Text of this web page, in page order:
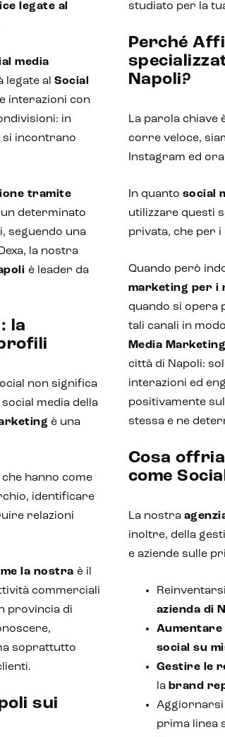
legate al
media
al Social
interazioni con
in
si incontrano
tramite
determinato
seguendo una
la nostra
è leader da
la
non significa
media della
è una
hanno come
identificare
relazioni
la nostra è il
commerciali
provincia di
soprattutto
sui
studiato per la
Perché
Napoli?
La parola chiave
corre veloce,
Instagram ed
In quanto social
utilizzare questi
privata, che per
Quando però
marketing per i
quando si opera
tali canali in
Media Marketing
città di Napoli:
interazioni ed
positivamente
stessa e ne
Cosa
come
La nostra
inoltre, della
e aziende sulle
azienda di
Aumentare
social su
Gestire le
la brand
Aggiornarsi
prima linea